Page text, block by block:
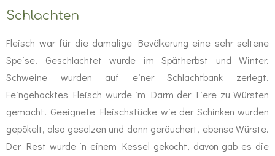
Schlachten
Fleisch war für die damalige Bevölkerung eine sehr seltene
Speise. Geschlachtet wurde im Spätherbst und Winter.
Schweine wurden auf einer Schlachtbank zerlegt.
Feingehacktes Fleisch wurde im Darm der Tiere zu Würsten
gemacht. Geeignete Fleischstücke wie der Schinken wurden
gepökelt, also gesalzen und dann geräuchert, ebenso Würste.
Der Rest wurde in einem Kessel gekocht, davon gab es die